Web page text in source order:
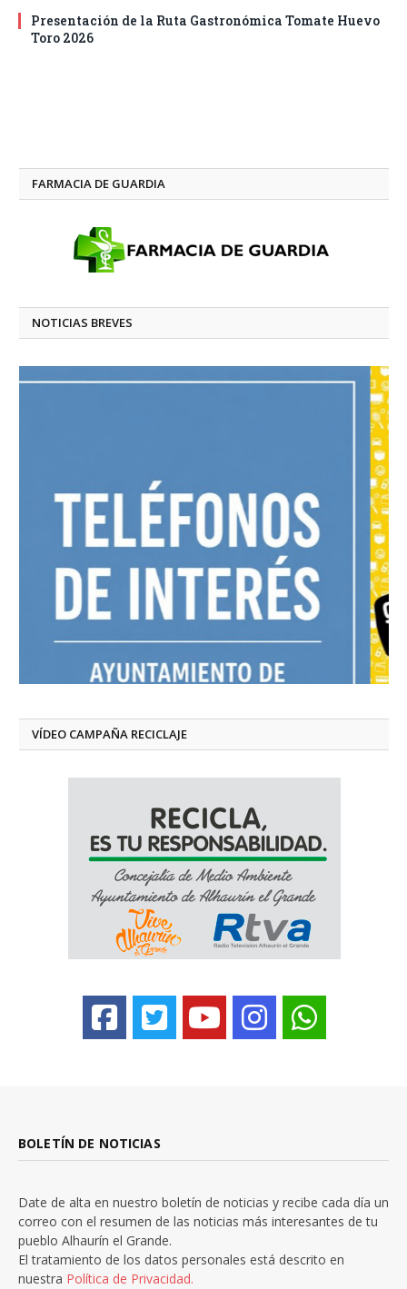
Presentación de la Ruta Gastronómica Tomate Huevo
Toro 2026
FARMACIA DE GUARDIA
NOTICIAS BREVES
VÍDEO CAMPAÑA RECICLAJE
BOLETÍN DE NOTICIAS
Date de alta en nuestro boletín de noticias y recibe cada día un
correo con el resumen de las noticias más interesantes de tu
pueblo Alhaurín el Grande.
El tratamiento de los datos personales está descrito en
nuestra Política de Privacidad.